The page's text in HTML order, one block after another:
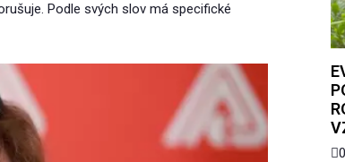
Podle svých slov má specifické